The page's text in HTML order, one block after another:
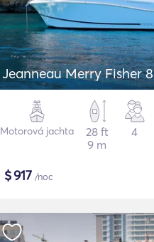
Jeanneau Merry Fisher 8
Motorová jachta
28 ft
9 m
4
$917 /noc